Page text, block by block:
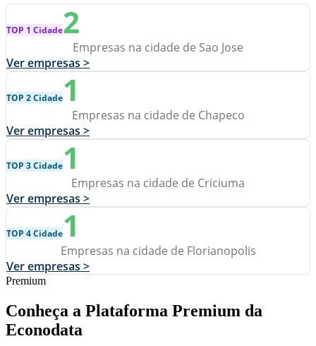
TOP 1 Cidade2
Empresas na cidade de Sao Jose
Ver empresas >
TOP 2 Cidade1
Empresas na cidade de Chapeco
Ver empresas >
TOP 3 Cidade1
Empresas na cidade de Criciuma
Ver empresas >
TOP 4 Cidade1
Empresas na cidade de Florianopolis
Ver empresas >
Premium
Conheça a Plataforma Premium da
Econodata